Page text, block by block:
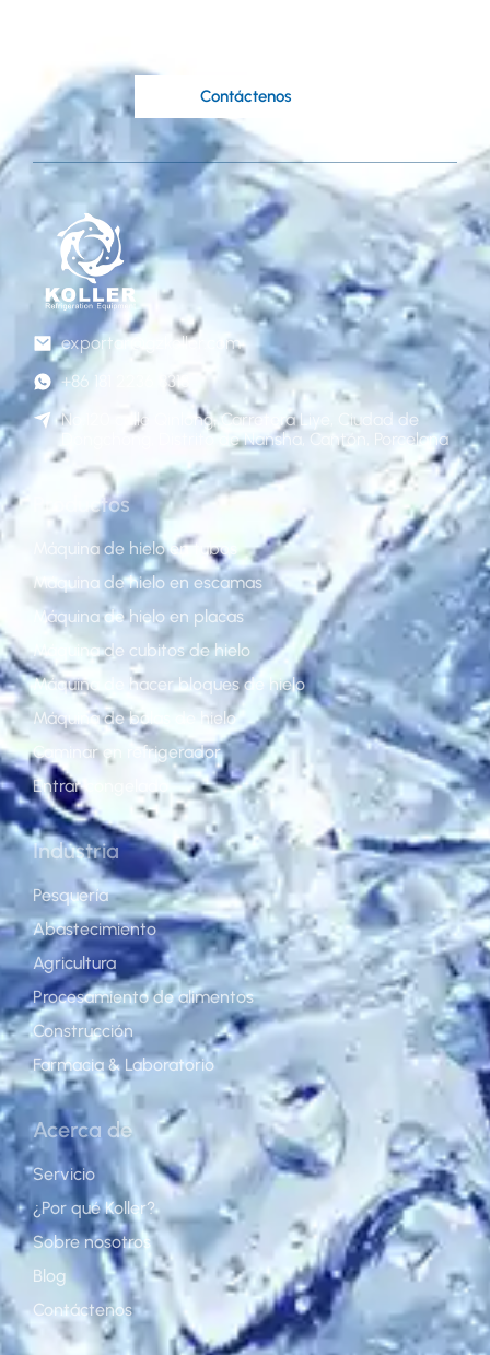
Contáctenos
exportar@gzkoller.com
+86 181 2236 8318
No.120 calle Qinlong, Carretera Liye, Ciudad de
Dongchong, Distrito de Nansha, Cantón, Porcelana
Productos
Máquina de hielo en tubos
Máquina de hielo en escamas
Máquina de hielo en placas
Máquina de cubitos de hielo
Máquina de hacer bloques de hielo
Máquina de bolas de hielo
Caminar en refrigerador
Entrar congelado
Industria
Pesquería
Abastecimiento
Agricultura
Procesamiento de alimentos
Construcción
Farmacia & Laboratorio
Acerca de
Servicio
¿Por qué Koller?
Sobre nosotros
Blog
Contáctenos